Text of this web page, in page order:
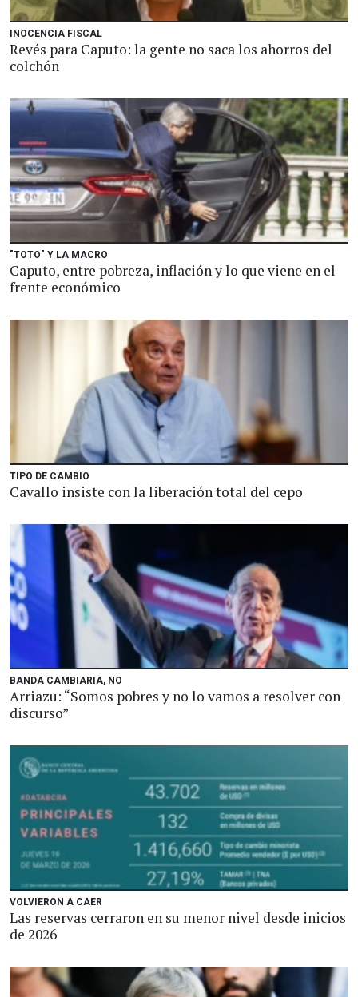
INOCENCIA FISCAL
Revés para Caputo: la gente no saca los ahorros del
colchón
"TOTO" Y LA MACRO
Caputo, entre pobreza, inflación y lo que viene en el
frente económico
TIPO DE CAMBIO
Cavallo insiste con la liberación total del cepo
BANDA CAMBIARIA, NO
Arriazu: “Somos pobres y no lo vamos a resolver con
discurso”
VOLVIERON A CAER
Las reservas cerraron en su menor nivel desde inicios
de 2026